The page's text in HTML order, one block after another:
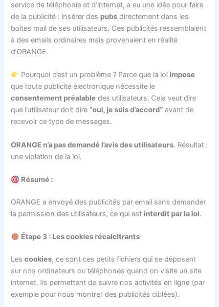
service de téléphonie et d’internet, a eu une idée pour faire
de la publicité : insérer des pubs directement dans les
boîtes mail de ses utilisateurs. Ces publicités ressemblaient
à des emails ordinaires mais provenaient en réalité
d’ORANGE.
Pourquoi c’est un problème ? Parce que la loi impose
que toute publicité électronique nécessite le
consentement préalable des utilisateurs. Cela veut dire
que l’utilisateur doit dire “oui, je suis d’accord” avant de
recevoir ce type de messages.
ORANGE n’a pas demandé l’avis des utilisateurs. Résultat :
une violation de la loi.
Résumé :
ORANGE a envoyé des publicités par email sans demander
la permission des utilisateurs, ce qui est interdit par la loi.
Étape 3 : Les cookies récalcitrants
Lescookies, ce sont ces petits fichiers qui se déposent
sur nos ordinateurs ou téléphones quand on visite un site
internet. Ils permettent de suivre nos activités en ligne (par
exemple pour nous montrer des publicités ciblées).